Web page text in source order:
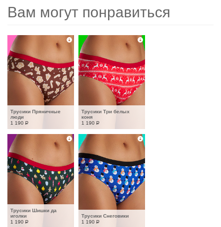
Вам могут понравиться
Трусики Пряничные
люди
1 190 Р
Трусики Три белых
коня
1 190 Р
Трусики Шишки да
иголки
1 190 Р
Трусики Снеговики
1 190 Р